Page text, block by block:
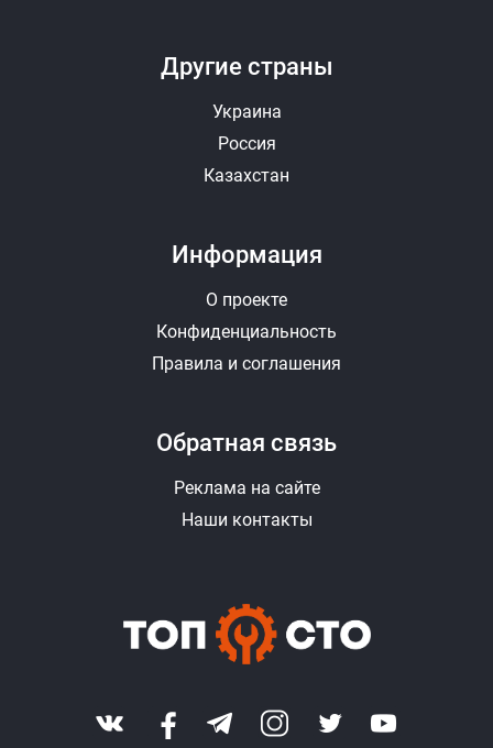
Другие страны
Украина
Россия
Казахстан
Информация
О проекте
Конфиденциальность
Правила и соглашения
Обратная связь
Реклама на сайте
Наши контакты